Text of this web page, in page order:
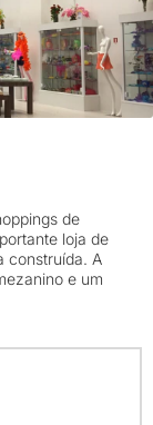
de
loja de
construída. A
e um